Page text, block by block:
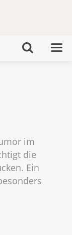
im
die
Ein